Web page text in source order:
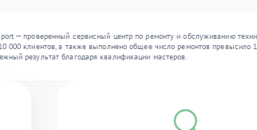
— проверенный сервисный центр по ремонту и обслуживанию
000 клиентов, а также выполнено общее число ремонтов
результат благодаря квалификации мастеров.